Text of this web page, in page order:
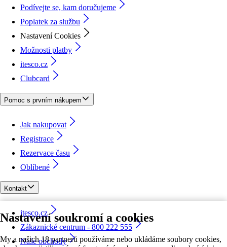
Nastavení soukromí a cookies
My a našich 18 partnerů používáme nebo ukládáme soubory cookies,
Podívejte se, kam doručujeme
Poplatek za službu
Nastavení Cookies
Možnosti platby
itesco.cz
Clubcard
Pomoc s prvním nákupem
Jak nakupovat
Registrace
Rezervace času
Oblíbené
Kontakt
itesco.cz
Zákaznické centrum - 800 222 555
Naše obchody